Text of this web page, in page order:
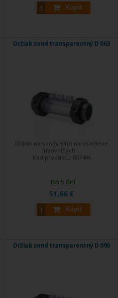
Kúpiť
Držiak sond transparentný D 063
Držiak na sondy slúži na osadenie
ľubovoľných ...
Kód produktu: 087406
51,66 €
Kúpiť
Do 5 dní
Držiak sond transparentný D 090